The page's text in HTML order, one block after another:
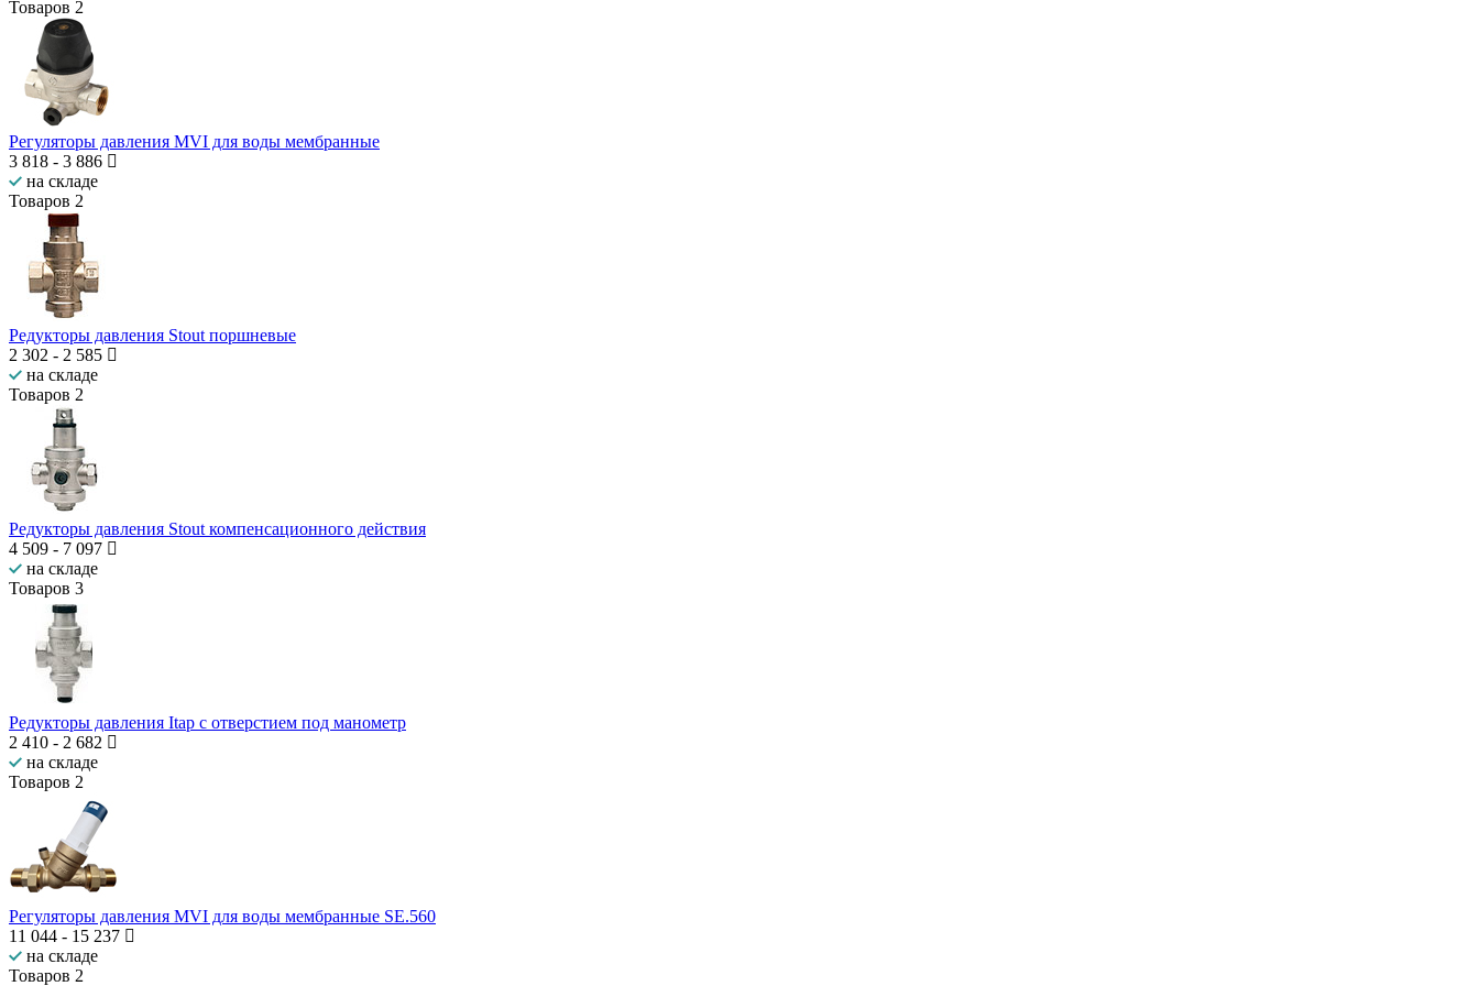
Товаров 2
Регуляторы давления MVI для воды мембранные
3 818 - 3 886
на складе
Товаров 2
Редукторы давления Stout поршневые
2 302 - 2 585
на складе
Товаров 2
Редукторы давления Stout компенсационного действия
4 509 - 7 097
на складе
Товаров 3
Редукторы давления Itap с отверстием под манометр
2 410 - 2 682
на складе
Товаров 2
Регуляторы давления MVI для воды мембранные SE.560
11 044 - 15 237
на складе
Товаров 2